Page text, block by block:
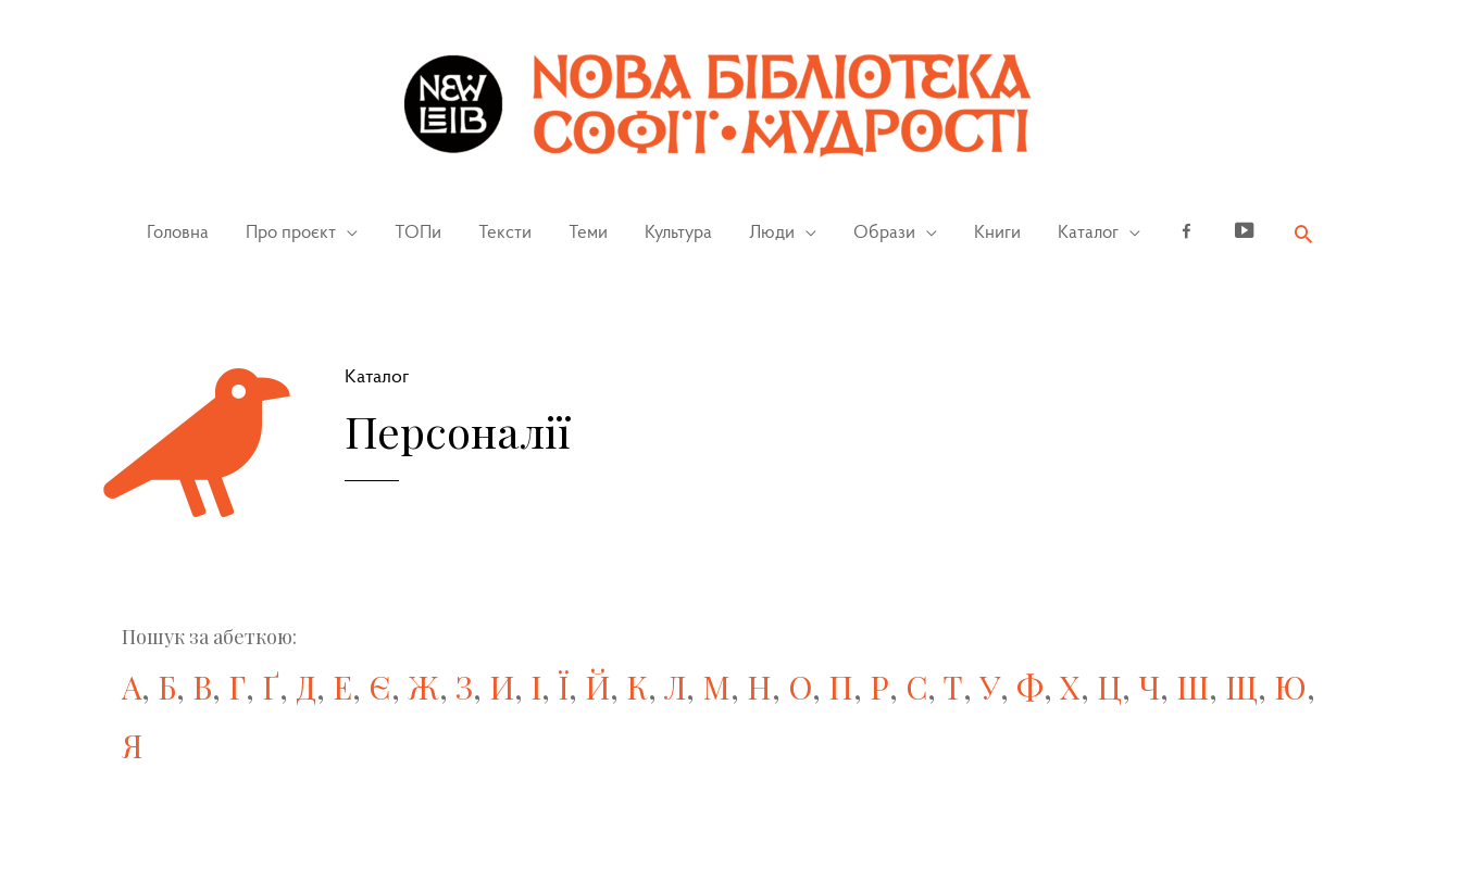
Головна Про проєкт ТОПи Тексти Теми Культура Люди Образи Книги
Каталог
Каталог
Персоналії
Пошук за абеткою:
А, Б, В, Г, Ґ, Д, Е, Є, Ж, З, И, І, Ї, Й, К, Л, М, Н, О, П, Р, С, Т, У, Ф, Х, Ц, Ч, Ш, Щ, Ю,
Я